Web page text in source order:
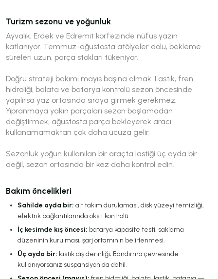
Turizm sezonu ve yoğunluk
Ayvalık, Erdek ve Edremit körfezinde nüfus yazın
katlanıyor. Temmuz-ağustosta atölyeler dolu, bekleme
süreleri uzun, parça stokları tükeniyor.
Doğru strateji bakımı mayıs başına almak. Lastik, fren
hidroliği, balata ve batarya kontrolü sezon öncesinde
yapılırsa yaz ortasında sıraya girmek gerekmez.
Yıpranmaya yakın parçaları sezon başlamadan
değiştirmek, ağustosta parça bekleyerek aracı
kullanamamaktan çok daha ucuza gelir.
Sezonluk yoğun kullanılan bir araçta lastiği üç ayda bir
değil, sezon ortasında bir kez daha kontrol edin.
Bakım öncelikleri
Sahilde ayda bir: alt takım durulaması, disk yüzeyi temizliği,
elektrik bağlantılarında oksit kontrolü.
İç kesimde kış öncesi: batarya kapasite testi, saklama
düzeninin kurulması, şarj ortamının belirlenmesi.
Üç ayda bir: lastik diş derinliği; Bandırma çevresinde
kullanıyorsanız süspansiyon da dahil.